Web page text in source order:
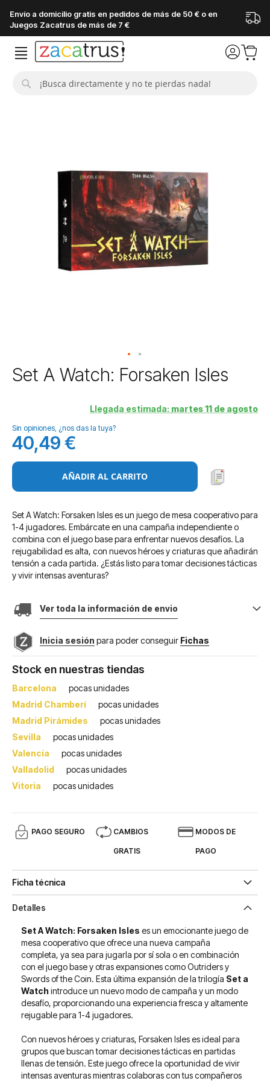
Envío a domicilio gratis en pedidos de más de 50 € o en
Juegos Zacatrus de más de 7 €
Saltar
al
galería
de
imágenes
Set A Watch: Forsaken Isles
Llegada estimada: martes 11 de agosto
Sin opiniones, ¿nos das la tuya?
40,49 €
AÑADIR AL CARRITO
Set A Watch: Forsaken Isles es un juego de mesa cooperativo para
1-4 jugadores. Embárcate en una campaña independiente o
combina con el juego base para enfrentar nuevos desafíos. La
rejugabilidad es alta, con nuevos héroes y criaturas que añadirán
tensión a cada partida. ¿Estás listo para tomar decisiones tácticas
y vivir intensas aventuras?
Ver toda la información de envio
Inicia sesión para poder conseguir Fichas
Stock en nuestras tiendas
Barcelona
pocas unidades
Madrid Chamberí
pocas unidades
Madrid Pirámides
pocas unidades
Sevilla
pocas unidades
Valencia
pocas unidades
Valladolid
pocas unidades
Vitoria
pocas unidades
PAGO SEGURO CAMBIOS
GRATIS
MODOS DE
PAGO
Ficha técnica
Detalles
Set A Watch: Forsaken Isles es un emocionante juego de
mesa cooperativo que ofrece una nueva campaña
completa, ya sea para jugarla por sí sola o en combinación
con el juego base y otras expansiones como Outriders y
Swords of the Coin. Esta última expansión de la trilogía Set a
Watchintroduce un nuevo modo de campaña y un modo
desafío, proporcionando una experiencia fresca y altamente
rejugable para 1-4 jugadores.
Con nuevos héroes y criaturas, Forsaken Isles es ideal para
grupos que buscan tomar decisiones tácticas en partidas
llenas de tensión. Este juego ofrece la oportunidad de vivir
intensas aventuras mientras colaboras con tus compañeros